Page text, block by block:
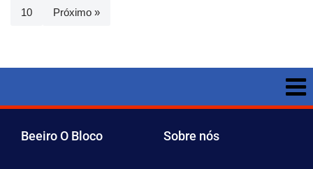
10 Próximo »
Beeiro O Bloco Sobre nós